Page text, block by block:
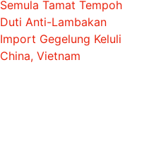
Semula Tamat Tempoh
Duti Anti-Lambakan
Import Gegelung Keluli
China, Vietnam